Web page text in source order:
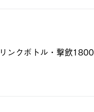
ンクボトル・撃飲1800